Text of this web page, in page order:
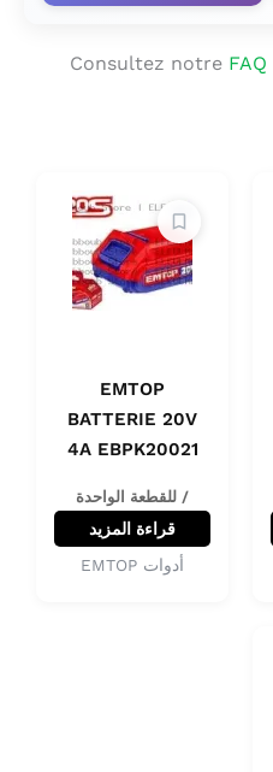
Consultez notre FAQ
EMTOP
BATTERIE 20V
4A EBPK20021
/ للقطعة الواحدة
قراءة المزيد
أدوات EMTOP